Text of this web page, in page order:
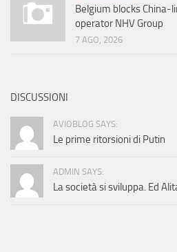
Belgium blocks
operator NHV Group
7 AGO, 2026
DISCUSSIONI
AVIOBLOG SAYS:
Le prime ritorsioni di Putin
ADMIN SAYS:
La società si sviluppa. Ed